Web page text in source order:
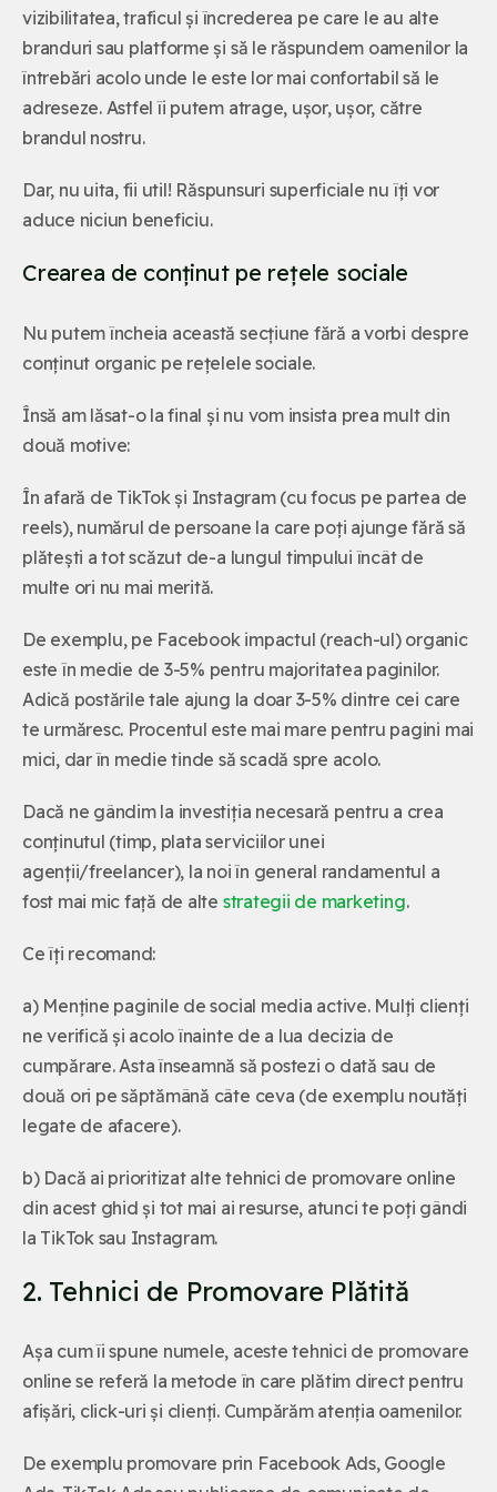
vizibilitatea, traficul și încrederea pe care le au alte
branduri sau platforme și să le răspundem oamenilor la
întrebări acolo unde le este lor mai confortabil să le
adreseze. Astfel îi putem atrage, ușor, ușor, către
brandul nostru.
Dar, nu uita, fii util! Răspunsuri superficiale nu îți vor
aduce niciun beneficiu.
Crearea de conținut pe rețele sociale
Nu putem încheia această secțiune fără a vorbi despre
conținut organic pe rețelele sociale.
Însă am lăsat-o la final și nu vom insista prea mult din
două motive:
În afară de TikTok și Instagram (cu focus pe partea de
reels), numărul de persoane la care poți ajunge fără să
plătești a tot scăzut de-a lungul timpului încât de
multe ori nu mai merită.
De exemplu, pe Facebook impactul (reach-ul) organic
este în medie de 3-5% pentru majoritatea paginilor.
Adică postările tale ajung la doar 3-5% dintre cei care
te urmăresc. Procentul este mai mare pentru pagini mai
mici, dar în medie tinde să scadă spre acolo.
Dacă ne gândim la investiția necesară pentru a crea
conținutul (timp, plata serviciilor unei
agenții/freelancer), la noi în general randamentul a
fost mai mic față de alte strategii de marketing.
Ce îți recomand:
a) Menține paginile de social media active. Mulți clienți
ne verifică și acolo înainte de a lua decizia de
cumpărare. Asta înseamnă să postezi o dată sau de
două ori pe săptămână câte ceva (de exemplu noutăți
legate de afacere).
b) Dacă ai prioritizat alte tehnici de promovare online
din acest ghid și tot mai ai resurse, atunci te poți gândi
la TikTok sau Instagram.
2. Tehnici de Promovare Plătită
Așa cum îi spune numele, aceste tehnici de promovare
online se referă la metode în care plătim direct pentru
afișări, click-uri și clienți. Cumpărăm atenția oamenilor.
De exemplu promovare prin Facebook Ads, Google